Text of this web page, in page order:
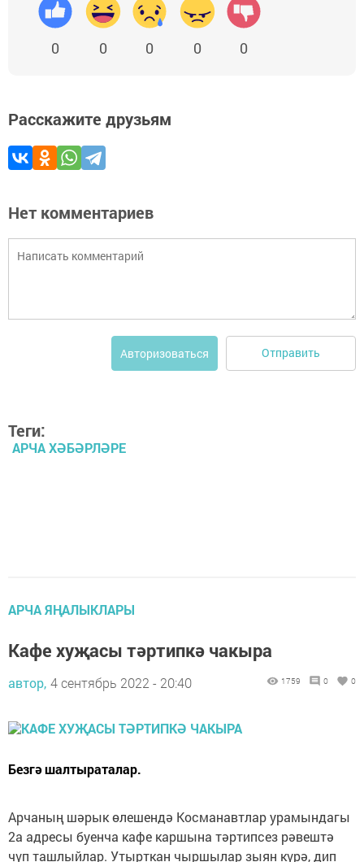
0 0 0 0 0
Расскажите друзьям
Нет комментариев
Авторизоваться Отправить
Теги:
АРЧА ХӘБӘРЛӘРЕ
АРЧА ЯҢАЛЫКЛАРЫ
Кафе хуҗасы тәртипкә чакыра
автор, 4 сентябрь 2022 - 20:40 1759 0 0
Безгә шалтыраталар.
Арчаның шәрык өлешендә Косманавтлар урамындагы
2а адресы буенча кафе каршына тәртипсез рәвештә
чүп ташлыйлар. Утырткан чыршылар зыян күрә, дип